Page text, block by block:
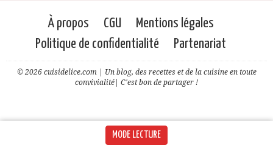
MODE LECTURE
À propos CGU
Mentions légales
Politique de confidentialité
Partenariat
© 2026 cuisidelice.com | Un blog, des recettes et de la cuisine en toute
convivialité| C'est bon de partager !